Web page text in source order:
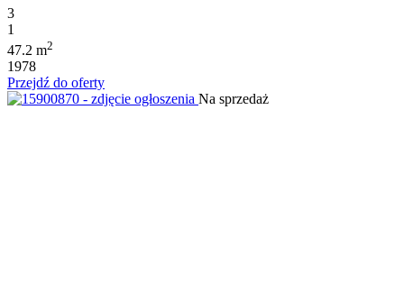
3
1
47.2 m2
1978
Przejdź do oferty
Na sprzedaż